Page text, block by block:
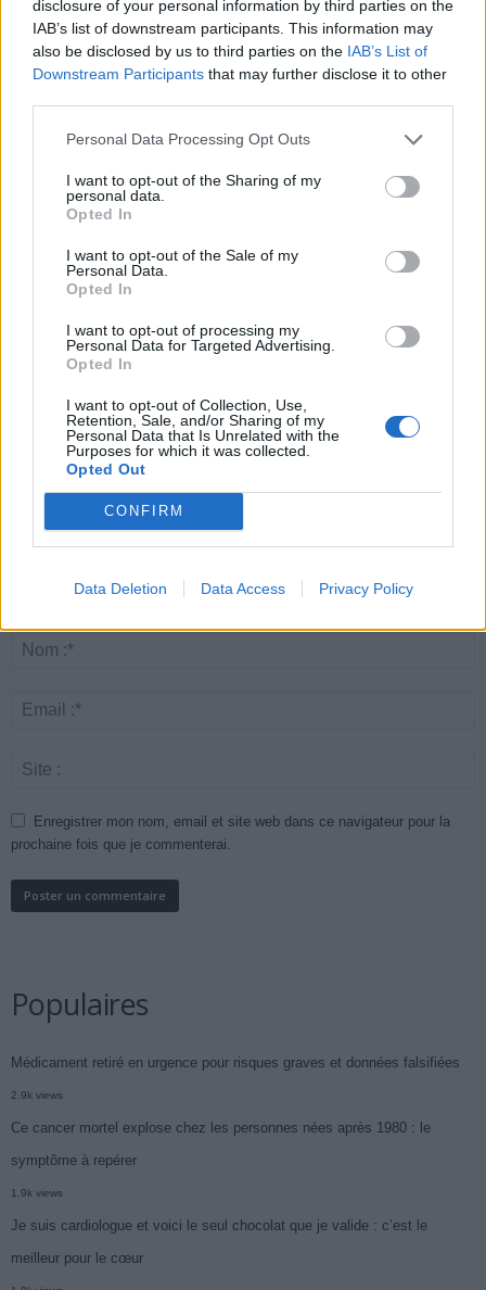
disclosure of your personal information by third parties on the
IAB’s list of downstream participants. This information may
also be disclosed by us to third parties on the IAB’s List of
Downstream Participants that may further disclose it to other
Personal Data Processing Opt Outs
I want to opt-out of the Sharing of my
personal data.
Opted In
I want to opt-out of the Sale of my
Personal Data.
Opted In
I want to opt-out of processing my
Personal Data for Targeted Advertising.
Opted In
I want to opt-out of Collection, Use,
Retention, Sale, and/or Sharing of my
Personal Data that Is Unrelated with the
Purposes for which it was collected.
Opted Out
CONFIRM
Data Deletion Data Access Privacy Policy
news
Canicule : les conseils
essentiels des
cardiologues pour
Santé
Un chewing-gum
LAISSER UN COMMENTAIRE
Enregistrer mon nom, email et site web dans ce navigateur pour la
prochaine fois que je commenterai.
Populaires
Médicament retiré en urgence pour risques graves et données falsifiées
2.9k views
Ce cancer mortel explose chez les personnes nées après 1980 : le
symptôme à repérer
1.9k views
Je suis cardiologue et voici le seul chocolat que je valide : c’est le
meilleur pour le cœur